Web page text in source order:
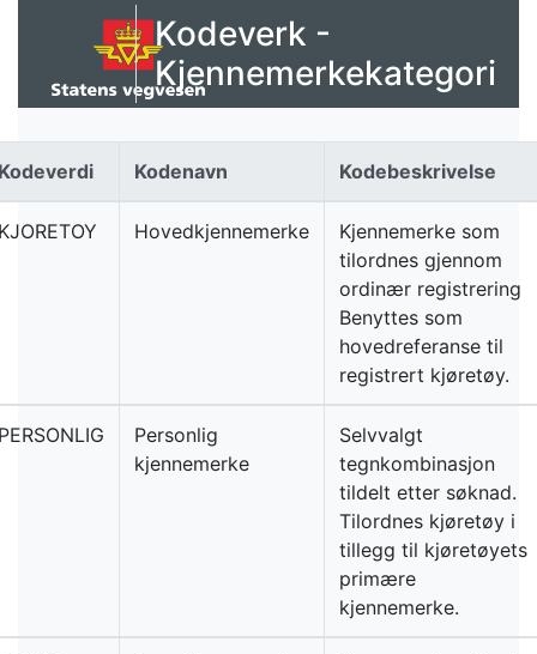
Kodeverk -
Kjennemerkekategori
Kodenavn Kodebeskrivelse
Hovedkjennemerke
Kjennemerke som
tilordnes gjennom
ordinær registrering
Benyttes som
hovedreferanse til
registrert kjøretøy.
Personlig
kjennemerke
Selvvalgt
tegnkombinasjon
tildelt etter søknad.
Tilordnes kjøretøy i
tillegg til kjøretøyets
primære
kjennemerke.